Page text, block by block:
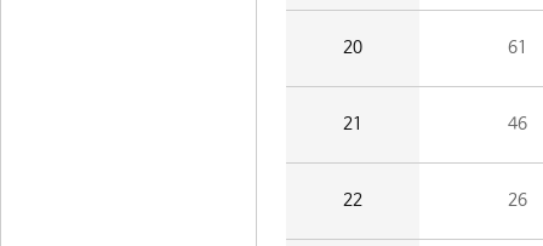
20 61
21 46
22 26